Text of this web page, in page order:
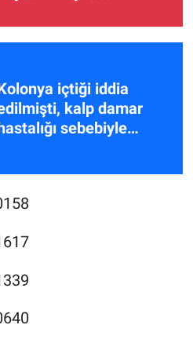
içtiği iddia
kalp damar
sebebiyle